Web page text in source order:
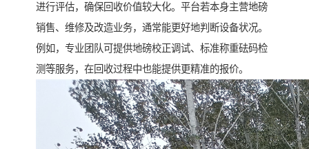
进行评估，确保回收价值较大化。平台若本身主营地磅
销售、维修及改造业务，通常能更好地判断设备状况。
例如，专业团队可提供地磅校正调试、标准称重砝码检
测等服务，在回收过程中也能提供更精准的报价。